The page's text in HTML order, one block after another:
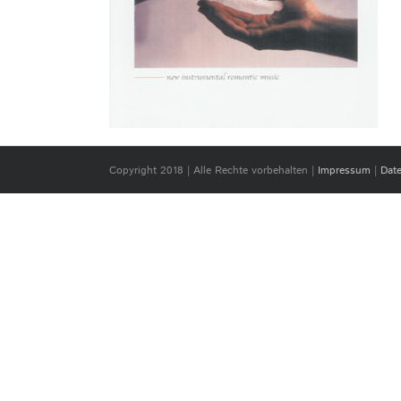
Copyright 2018 | Alle Rechte vorbehalten | Impressum |